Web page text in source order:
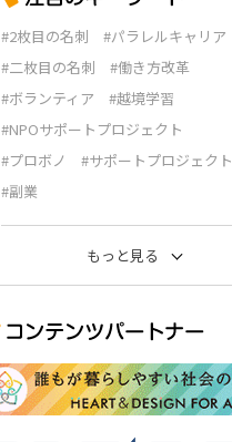
#2枚目の名刺
#パラレルキャリア
#二枚目の名刺
#働き方改革
#ボランティア
#越境学習
#NPOサポートプロジェクト
#プロボノ
#サポートプロジェクト
#副業
もっと見る